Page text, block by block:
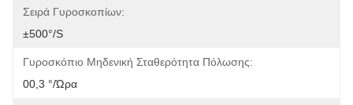
Σειρά Γυροσκοπίων:
±500°/s
Γυροσκόπιο Μηδενική Σταθερότητα Πόλωσης:
00,3 °/ώρα